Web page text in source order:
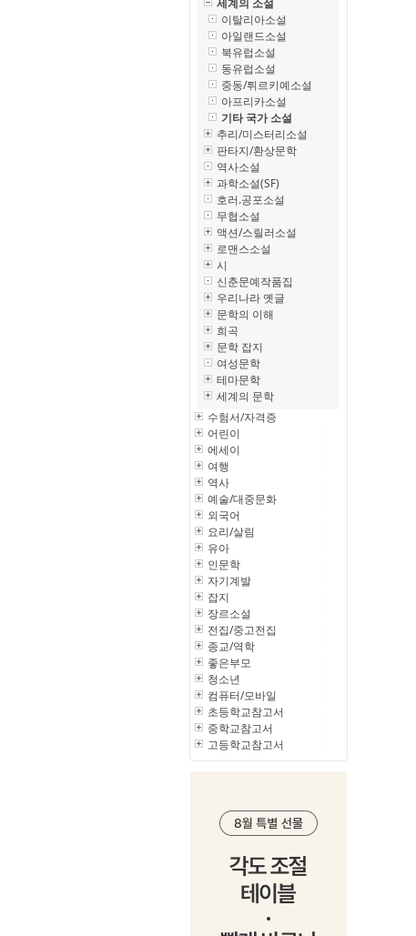
세계의 소설
이탈리아소설
아일랜드소설
북유럽소설
동유럽소설
중동/튀르키예소설
아프리카소설
기타 국가 소설
추리/미스터리소설
판타지/환상문학
역사소설
과학소설(SF)
호러.공포소설
무협소설
액션/스릴러소설
로맨스소설
시
신춘문예작품집
우리나라 옛글
문학의 이해
희곡
문학 잡지
여성문학
테마문학
세계의 문학
수험서/자격증
어린이
에세이
여행
역사
예술/대중문화
외국어
요리/살림
유아
인문학
자기계발
잡지
장르소설
전집/중고전집
종교/역학
좋은부모
청소년
컴퓨터/모바일
초등학교참고서
중학교참고서
고등학교참고서